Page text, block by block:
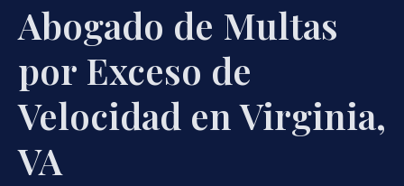
Abogado de Multas
por Exceso de
Velocidad en Virginia,
VA